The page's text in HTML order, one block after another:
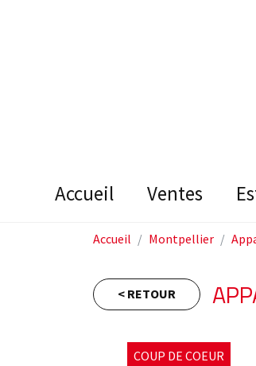
accueil ventes
Accueil Montpellier
< RETOUR
COUP DE COEUR